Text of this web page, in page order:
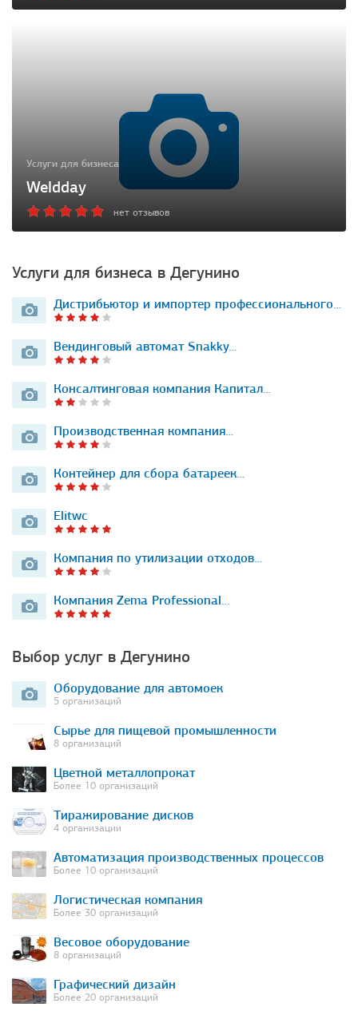
Услуги для бизнеса
Weldday
нет отзывов
Услуги для бизнеса в Дегунино
Дистрибьютор и импортер профессионального…
Вендинговый автомат Snakky…
Консалтинговая компания Капитал…
Производственная компания…
Контейнер для сбора батареек…
Elitwc
Компания по утилизации отходов…
Компания Zema Professional…
Выбор услуг в Дегунино
Оборудование для автомоек
5 организаций
Сырье для пищевой промышленности
8 организаций
Цветной металлопрокат
Более 10 организаций
Тиражирование дисков
4 организации
Автоматизация производственных процессов
Более 10 организаций
Логистическая компания
Более 30 организаций
Весовое оборудование
8 организаций
Графический дизайн
Более 20 организаций